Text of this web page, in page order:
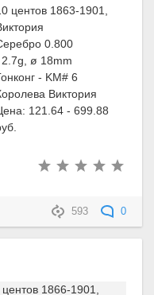
центов 1863-1901,
0.800
2.7g, ø 18mm
- KM# 6
Виктория
121.64 - 699.88
593 0
1866-1901,